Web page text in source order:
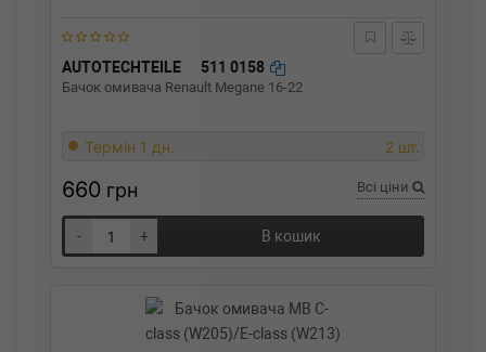
AUTOTECHTEILE 511 0158
Бачок омивача Renault Megane 16-22
Термін 1 дн. 2 шт.
660 грн Всі ціни
- + В кошик